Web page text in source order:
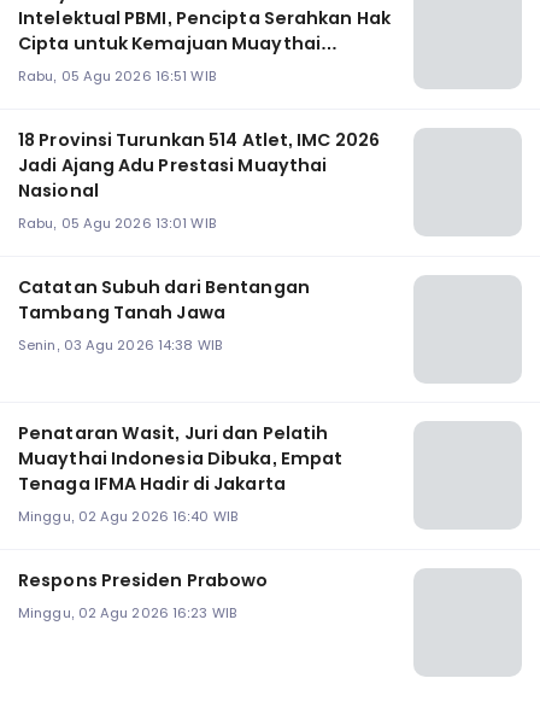
Intelektual PBMI, Pencipta Serahkan Hak
Cipta untuk Kemajuan Muaythai
Indonesia
Rabu, 05 Agu 2026 16:51 WIB
18 Provinsi Turunkan 514 Atlet, IMC 2026
Jadi Ajang Adu Prestasi Muaythai
Nasional
Rabu, 05 Agu 2026 13:01 WIB
Catatan Subuh dari Bentangan
Tambang Tanah Jawa
Senin, 03 Agu 2026 14:38 WIB
Penataran Wasit, Juri dan Pelatih
Muaythai Indonesia Dibuka, Empat
Tenaga IFMA Hadir di Jakarta
Minggu, 02 Agu 2026 16:40 WIB
Respons Presiden Prabowo
Minggu, 02 Agu 2026 16:23 WIB